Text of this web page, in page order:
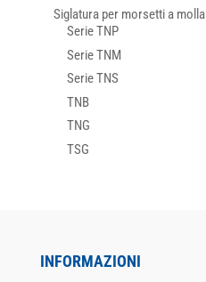
Siglatura per morsetti a molla
Serie TNP
Serie TNM
Serie TNS
TNB
TNG
TSG
INFORMAZIONI